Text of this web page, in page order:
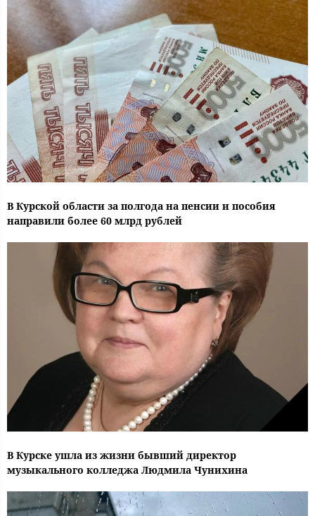
В Курской области за полгода на пенсии и пособия
направили более 60 млрд рублей
В Курске ушла из жизни бывший директор
музыкального колледжа Людмила Чунихина